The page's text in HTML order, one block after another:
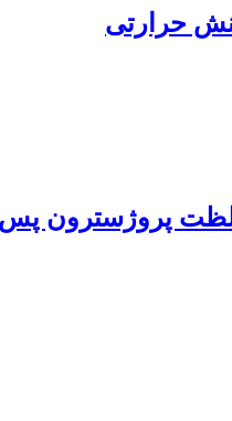
حرارتی
پروژسترون پس